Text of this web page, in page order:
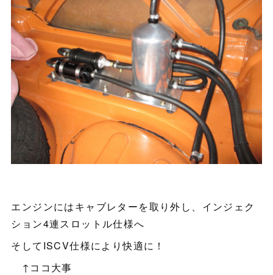
エンジンにはキャブレターを取り外し、インジェク
ション4連スロットル仕様へ
そしてISCV仕様により快適に！
↑ココ大事